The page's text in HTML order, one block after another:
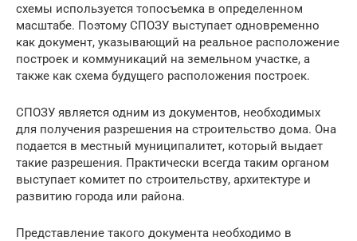
схемы используется топосъемка в определенном
масштабе. Поэтому СПОЗУ выступает одновременно
как документ, указывающий на реальное расположение
построек и коммуникаций на земельном участке, а
также как схема будущего расположения построек.
СПОЗУ является одним из документов, необходимых
для получения разрешения на строительство дома. Она
подается в местный муниципалитет, который выдает
такие разрешения. Практически всегда таким органом
выступает комитет по строительству, архитектуре и
развитию города или района.
Представление такого документа необходимо в